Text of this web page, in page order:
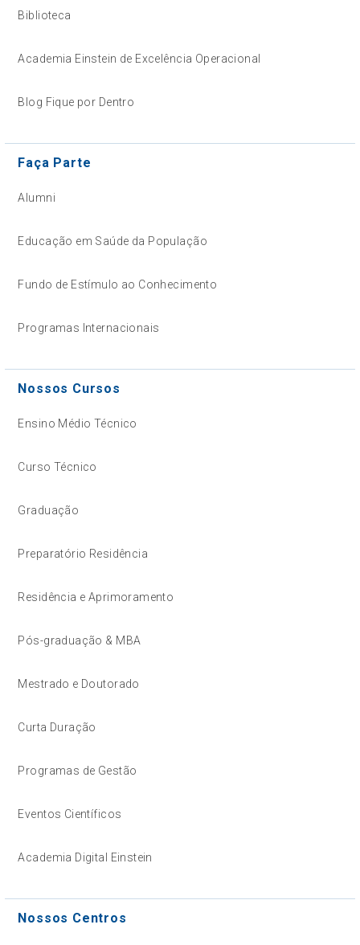
Biblioteca
Academia Einstein de Excelência Operacional
Blog Fique por Dentro
Faça Parte
Alumni
Educação em Saúde da População
Fundo de Estímulo ao Conhecimento
Programas Internacionais
Nossos Cursos
Ensino Médio Técnico
Curso Técnico
Graduação
Preparatório Residência
Residência e Aprimoramento
Pós-graduação & MBA
Mestrado e Doutorado
Curta Duração
Programas de Gestão
Eventos Científicos
Academia Digital Einstein
Nossos Centros